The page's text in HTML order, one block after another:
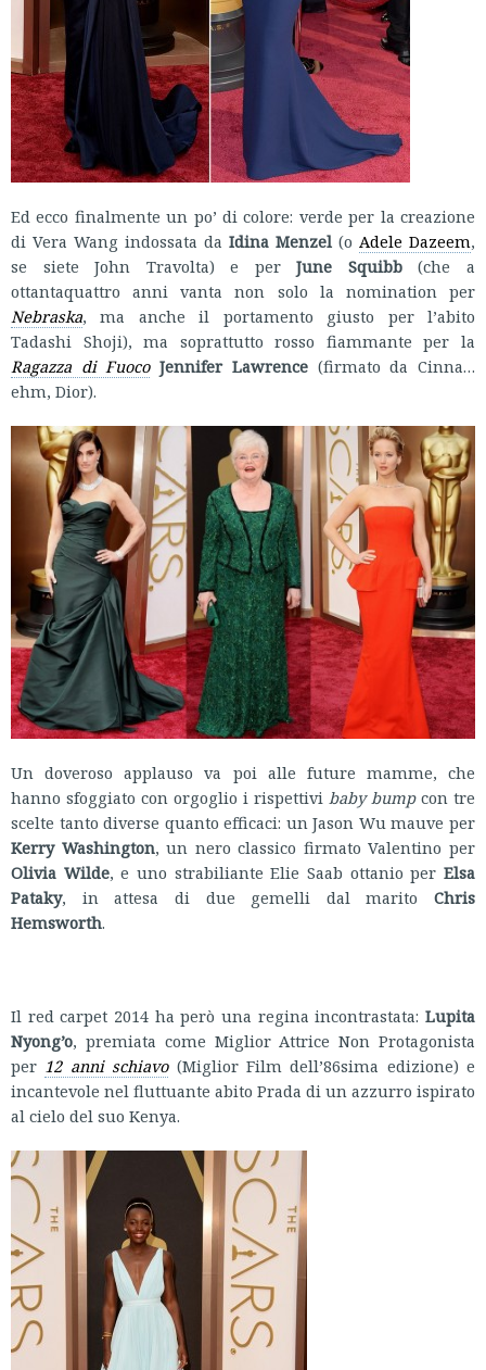
Ed ecco finalmente un po’ di colore: verde per la creazione
di Vera Wang indossata da Idina Menzel (o Adele Dazeem,
se siete John Travolta) e perJune Squibb(che a
ottantaquattro anni vanta non solo la nomination per
Nebraska, ma anche il portamento giusto per l’abito
Tadashi Shoji), ma soprattutto rosso fiammante per la
Ragazza di Fuoco Jennifer Lawrence(firmato da Cinna…
ehm, Dior).
Un doveroso applauso va poi alle future mamme, che
hanno sfoggiato con orgoglio i rispettivi baby bumpcon tre
scelte tanto diverse quanto efficaci: un Jason Wu mauve per
Kerry Washington, un nero classico firmato Valentino per
Olivia Wilde, e uno strabiliante Elie Saab ottanio perElsa
Pataky, in attesa di due gemelli dal marito Chris
Hemsworth.
Il red carpet 2014 ha però una regina incontrastata: Lupita
Nyong’o, premiata come Miglior Attrice Non Protagonista
per 12 anni schiavo(Miglior Film dell’86sima edizione) e
incantevole nel fluttuante abito Prada di un azzurro ispirato
al cielo del suo Kenya.